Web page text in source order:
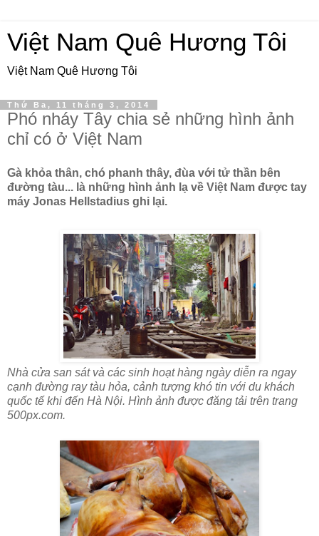
Việt Nam Quê Hương Tôi
Việt Nam Quê Hương Tôi
Thứ Ba, 11 tháng 3, 2014
Phó nháy Tây chia sẻ những hình ảnh
chỉ có ở Việt Nam
Gà khỏa thân, chó phanh thây, đùa với tử thần bên
đường tàu... là những hình ảnh lạ về Việt Nam được tay
máy Jonas Hellstadius ghi lại.
Nhà cửa san sát và các sinh hoạt hàng ngày diễn ra ngay
cạnh đường ray tàu hỏa, cảnh tượng khó tin với du khách
quốc tế khi đến Hà Nội. Hình ảnh được đăng tải trên trang
500px.com.